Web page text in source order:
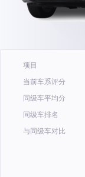
项目
当前车系评分
同级车平均分
同级车排名
与同级车对比